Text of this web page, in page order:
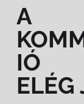
A
IÓ
ELÉG